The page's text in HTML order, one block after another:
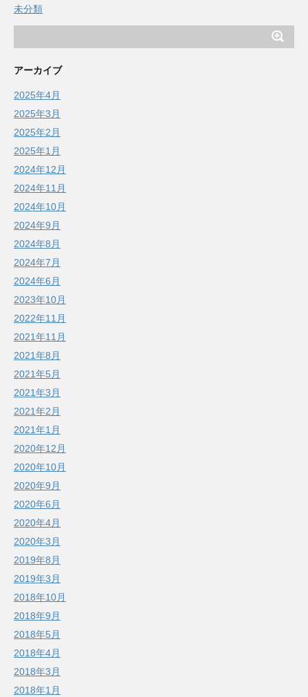
未分類
アーカイブ
2025年4月
2025年3月
2025年2月
2025年1月
2024年12月
2024年11月
2024年10月
2024年9月
2024年8月
2024年7月
2024年6月
2023年10月
2022年11月
2021年11月
2021年8月
2021年5月
2021年3月
2021年2月
2021年1月
2020年12月
2020年10月
2020年9月
2020年6月
2020年4月
2020年3月
2019年8月
2019年3月
2018年10月
2018年9月
2018年5月
2018年4月
2018年3月
2018年1月